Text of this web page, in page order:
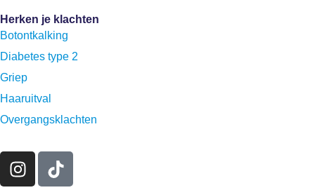
Herken je klachten
Botontkalking
Diabetes type 2
Griep
Haaruitval
Overgangsklachten